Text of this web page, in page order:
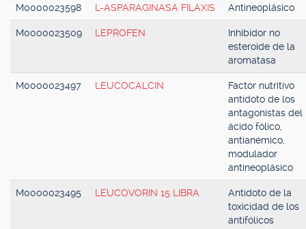
M0000023598 L-ASPARAGINASA FILAXIS Antineoplásico
M0000023509 LEPROFEN
Inhibidor no
esteroide de la
aromatasa
M0000023497 LEUCOCALCIN
Factor nutritivo
antídoto de los
antagonistas del
ácido fólico,
antianémico,
modulador
antineoplásico
M0000023495 LEUCOVORIN 15 LIBRA
Antídoto de la
toxicidad de los
antifólicos